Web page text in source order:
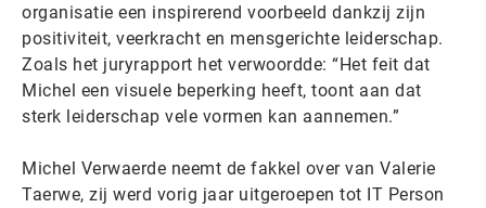
organisatie een inspirerend voorbeeld dankzij zijn
positiviteit, veerkracht en mensgerichte leiderschap.
Zoals het juryrapport het verwoordde: “Het feit dat
Michel een visuele beperking heeft, toont aan dat
sterk leiderschap vele vormen kan aannemen.”
Michel Verwaerde neemt de fakkel over van Valerie
Taerwe, zij werd vorig jaar uitgeroepen tot IT Person